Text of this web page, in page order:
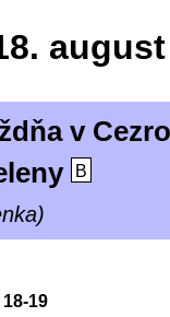
august
v
B
18-19